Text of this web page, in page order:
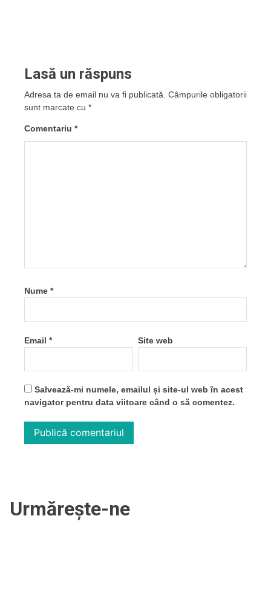
Lasă un răspuns
Adresa ta de email nu va fi publicată. Câmpurile obligatorii
sunt marcate cu *
Comentariu *
Nume *
Email * Site web
Salvează-mi numele, emailul și site-ul web în acest
navigator pentru data viitoare când o să comentez.
Urmărește-ne